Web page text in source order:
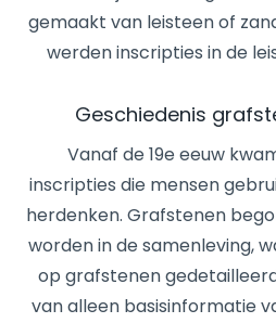
gemaakt van leisteen of
werden inscripties in de
Geschiedenis
Vanaf de 19e eeuw
inscripties die mensen
herdenken. Grafstenen
worden in de samenleving,
op grafstenen
van alleen basisinformatie